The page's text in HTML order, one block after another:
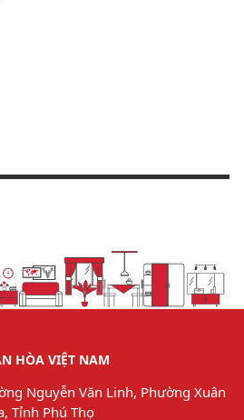
HÒA VIỆT NAM
Nguyễn Văn Linh, Phường Xuân
Tỉnh Phú Thọ